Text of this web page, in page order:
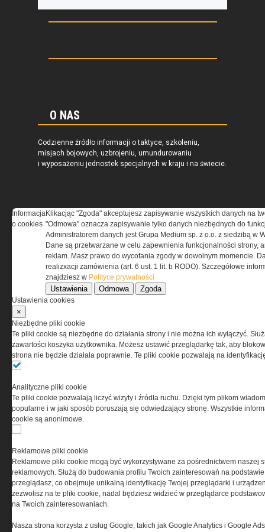
O NAS
Codzienne źródło informacji o taktyce, szkoleniu,
misjach bojowych, uzbrojeniu, umundurowaniu
i wyposażeniu jednostek specjalnych w kraju i na świecie.
REGULAMIN
Regulamin określa zasady korzystania z portalu
www.special-ops.pl
Korzystanie z portalu jest równoznaczne
z zaakceptowaniem warunków ustanowionych
odpowiedzialnością Spółka komandytowa, nr KRS:
0000537655, NIP 1132860378, REGON 146393437
(zwana dalej Grupa MEDIUM) w postaci Regulaminu.
Ta witryna wykorzystuje pliki cookies do przechowywania
informacji na Twoim komputerze. Pliki cookies stosujemy
w celu świadczenia usług na najwyższym poziomie,
w tym w sposób dostosowany do indywidualnych potrzeb.
Korzystanie z witryny bez zmiany ustawień dotyczących
urządzeniu końcowym. W każdym momencie możesz
Informacja
o cookies
Klikacjąc "Zgoda" akceptujesz zapisywanie wszystkich danych na
"Odmowa" oznacza zapisywanie tylko danych niezbędnych do
Administratorem danych jest Grupa Medium sp. z o.o. z siedzibą w
Dane są przetwarzane w celu zapewnienia funkcjonalności strony,
reklam. Masz prawo do wycofania zgody w dowolnym momencie.
realizxacji zamówienia (art. 6 ust. 1 lit. b RODO). Szczegółowe
znajdziesz w Polityce prywatności
Ustawienia Odmowa Zgoda
Ustawienia cookies
×
Niezbędne pliki cookie
Te pliki cookie są niezbędne do działania strony i nie można ich wyłączyć.
zawartości koszyka użytkownika. Możesz ustawić przeglądarkę tak, aby
strona nie będzie działała poprawnie. Te pliki cookie pozwalają na
Analityczne pliki cookie
Te pliki cookie pozwalają liczyć wizyty i źródła ruchu. Dzięki tym plikom
popularne i w jaki sposób poruszają się odwiedzający stronę. Wszystkie
cookie są anonimowe.
Reklamowe pliki cookie
Reklamowe pliki cookie mogą być wykorzystywane za pośrednictwem naszej
reklamowych. Służą do budowania profilu Twoich zainteresowań na
przeglądasz, co obejmuje unikalną identyfikację Twojej przeglądarki i
zezwolisz na te pliki cookie, nadal będziesz widzieć w przeglądarce
na Twoich zainteresowaniach.
Nasza strona korzysta z usług Google, takich jak Google Analytics i Google